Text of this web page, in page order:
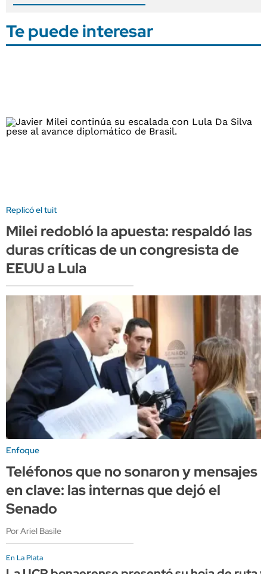
Te puede interesar
Replicó el tuit
Milei redobló la apuesta: respaldó las
duras críticas de un congresista de
EEUU a Lula
Enfoque
Teléfonos que no sonaron y mensajes
en clave: las internas que dejó el
Senado
Por Ariel Basile
En La Plata